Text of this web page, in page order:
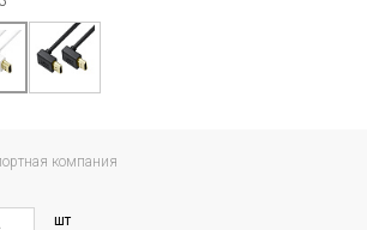
компания
шт